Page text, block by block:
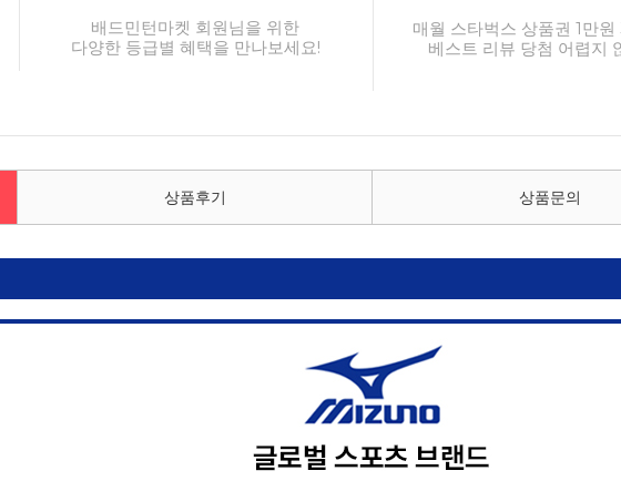
배드민턴마켓 회원님을 위한
다양한 등급별 혜택을 만나보세요!
매월 스타벅스 상품권 1만원
베스트 리뷰 당첨 어렵지
상품후기 상품문의